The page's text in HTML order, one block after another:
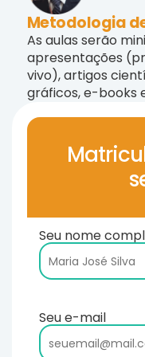
Metodologia
As aulas serão
apresentações
vivo), artigos
gráficos, e-books
Seu nome
Seu e-mail